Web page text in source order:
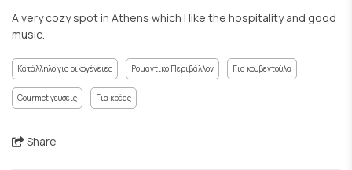
A very cozy spot in Athens which I like the hospitality and good
music.
Κατάλληλο για οικογένειες Ρομαντικό Περιβάλλον Για κουβεντούλα
Gourmet γεύσεις Για κρέας
Share